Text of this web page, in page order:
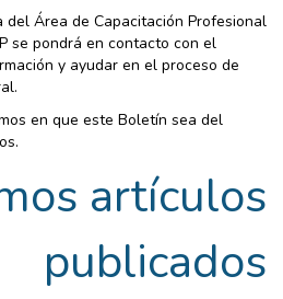
Área de Capacitación Profesional
se pondrá en contacto con el
y ayudar en el proceso de
en que este Boletín sea del
artículos
publicados